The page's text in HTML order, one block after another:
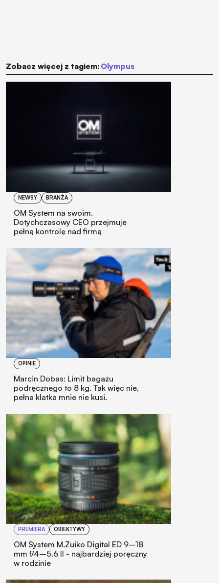
Zobacz więcej z tagiem: Olympus
NEWSY BRANŻA
OM System na swoim.
Dotychczasowy CEO przejmuje
pełną kontrolę nad firmą
OPINIE
Marcin Dobas: Limit bagażu
podręcznego to 8 kg. Tak więc nie,
pełna klatka mnie nie kusi.
PREMIERA OBIEKTYWY
OM System M.Zuiko Digital ED 9–18
mm f/4–5.6 II - najbardziej poręczny
w rodzinie